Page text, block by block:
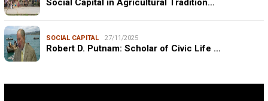
Social Capital in Agricultural Tradition…
SOCIAL CAPITAL 27/11/2025
Robert D. Putnam: Scholar of Civic Life …